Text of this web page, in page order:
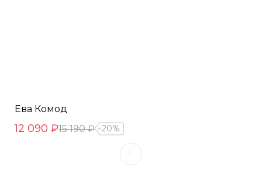
Ева Комод
12 090 ₽15 190 ₽ 20%